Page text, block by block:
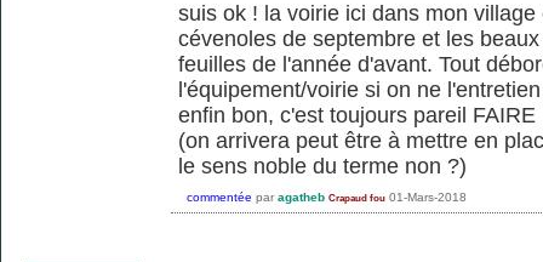
suis ok ! la voirie ici dans mon
cévenoles de septembre et les
feuilles de l'année d'avant. Tout
l'équipement/voirie si on ne
enfin bon, c'est toujours pareil
(on arrivera peut être à mettre en
le sens noble du terme non ?)
commentée par agatheb Crapaud fou 01-Mars-2018